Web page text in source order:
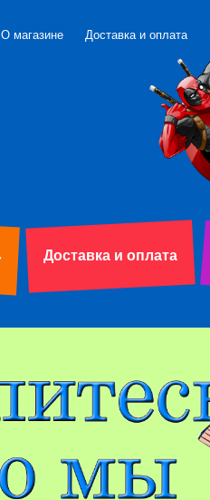
О магазине Доставка и оплата
Доставка и оплата